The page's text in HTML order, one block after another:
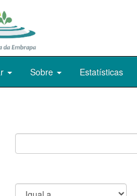
Sobre Estatísticas